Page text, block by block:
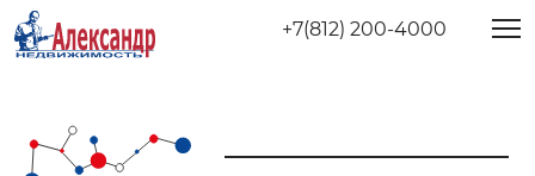
+7(812) 200-4000